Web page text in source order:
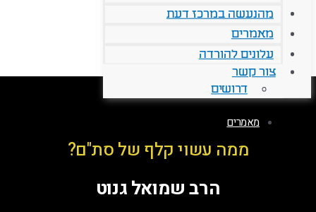
מהנעשה במרכז דעת
מאמרים
עלונים להורדה
צור קשר
דרושים
מאמרים
ממה עשוי קלף של סת"ם?
הרב שמואל גנוט